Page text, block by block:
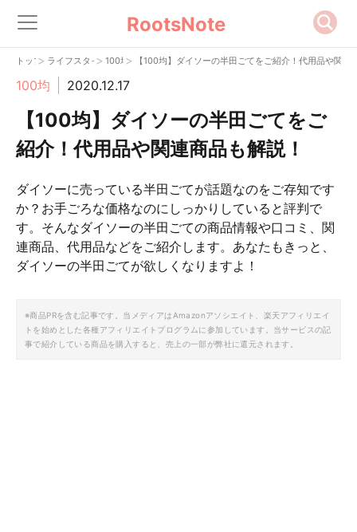
RootsNote
トップ> ライフスタイル
> 100均> 【100均】ダイソーの半田ごてをご紹介！代用品や関連
100均 2020.12.17
【100均】ダイソーの半田ごてをご
紹介！代用品や関連商品も解説！
ダイソーに売っている半田ごてが話題なのをご存知です
か？お手ごろな価格なのにしっかりしていると評判で
す。そんなダイソーの半田ごての商品情報や口コミ、関
連商品、代用品などをご紹介します。あなたもきっと、
ダイソーの半田ごてが欲しくなりますよ！
※商品PRを含む記事です。当メディアはAmazonアソシエイト、楽天アフィリエイ
トを始めとした各種アフィリエイトプログラムに参加しています。当サービスの記
事で紹介している商品を購入すると、売上の一部が弊社に還元されます。